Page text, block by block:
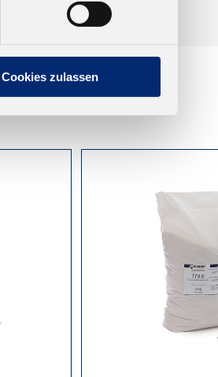
Cookies zulassen